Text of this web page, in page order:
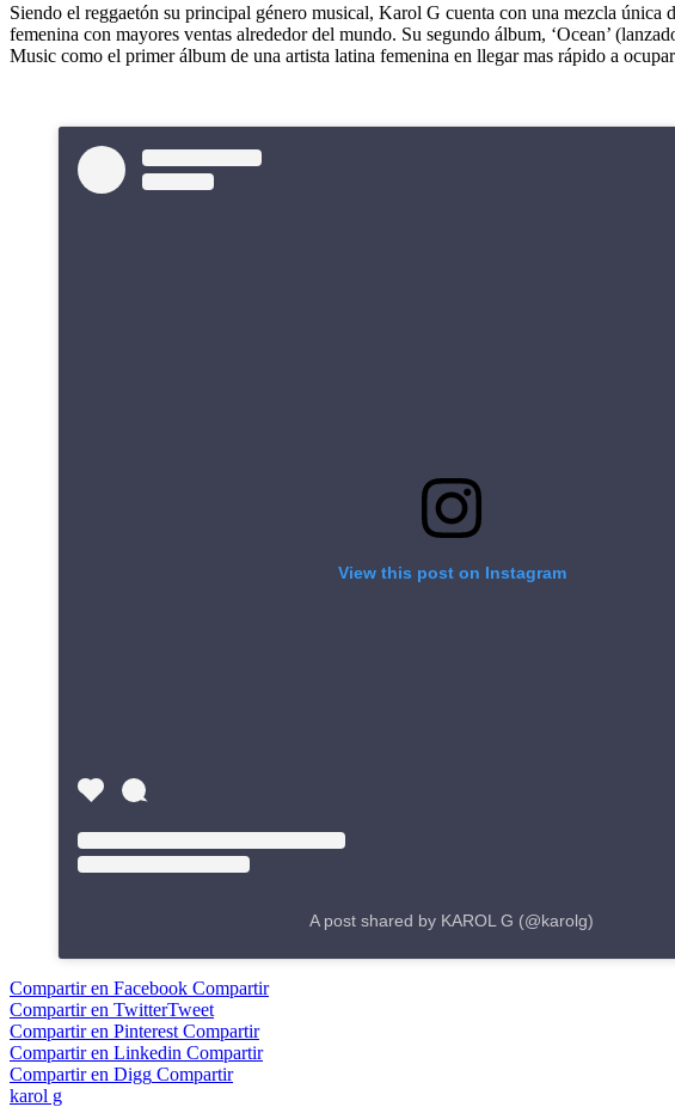
Siendo el reggaetón su principal género musical, Karol G cuenta con una mezcla
femenina con mayores ventas alrededor del mundo. Su segundo álbum, ‘Ocean’
Music como el primer álbum de una artista latina femenina en llegar mas rápido a
View this post on Instagram
A post shared by KAROL G (@karolg)
Compartir en Facebook Compartir
Compartir en TwitterTweet
Compartir en Pinterest Compartir
Compartir en Linkedin Compartir
Compartir en Digg Compartir
karol g